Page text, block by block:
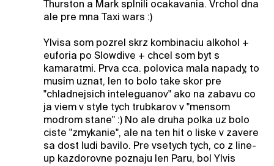
Thurston a Mark splnili ocakavania. Vrchol dna
ale pre mna Taxi wars :)
Ylvisa som pozrel skrz kombinaciu alkohol +
euforia po Slowdive + chcel som byt s
kamaratmi. Prva cca. polovica mala napady, to
musim uznat, len to bolo take skor pre
"chladnejsich inteleguanov" ako na zabavu co
ja viem v style tych trubkarov v "mensom
modrom stane" :) No ale druha polka uz bolo
ciste "zmykanie", ale na ten hit o liske v zavere
sa dost ludi bavilo. Pre vsetych tych, co z line-
up kazdorovne poznaju len Paru, bol Ylvis